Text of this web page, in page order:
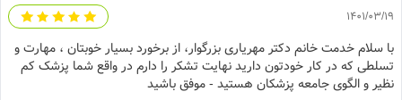
1401/03/
سلام خدمت خانم دکتر مهریاری بزرگوار، از برخورد بسیار خوبتان ، مهارت و
که در کار خودتون دارید نهایت تشکر را دارم در واقع شما پزشک کم
و الگوی جامعه پزشکان هستید - موفق باشید